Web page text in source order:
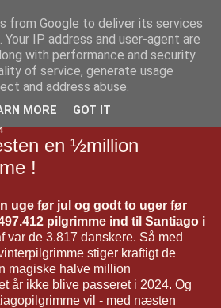
en ½million
!
uge før jul og godt to uger før
pilgrimme ind til Santiago i
var de 3.817 danskere. Så med
stiger kraftigt de
magiske halve million
år ikke blive passeret i 2024. Og
vil - med næsten
from Google to deliver its services
IP address and user-agent are
with performance and security
of service, generate usage
and address abuse.
MORE GOT IT